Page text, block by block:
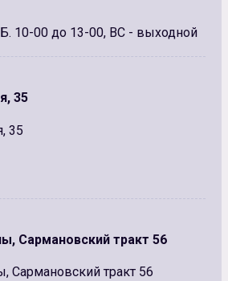
10-00 до 13-00, ВС - выходной
35
35
Сармановский тракт 56
Сармановский тракт 56